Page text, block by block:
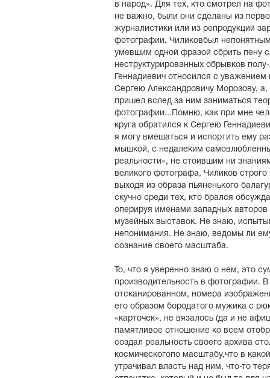
в народ». Для тех, кто смотрел на
не важно, были они сделаны из
журналистики или из репродукций
фотографии, Чиликовбыл
умевшим одной фразой сбрить пену
неструктурированных обрывков
Геннадиевич относился с уважением
Сергею Александровичу Морозову, а,
пришел вслед за ним заниматься
фотографии...Помню, как при мне
круга обратился к Сергею
я могу вмешаться и испортить ему
мышкой, с недалеким
реальности», не стоившим ни
великого фотографа, Чиликов
выходя из образа пьяненького
скучно среди тех, кто брался
оперируя именами западных
музейных выставок. Не знаю,
непонимания. Не знаю, ведомы ли
сознание своего масштаба.
То, что я уверенно знаю о нем, это
производительность в фотографии.
отсканированном, номера
его образом бородатого мужика с
«карточек», не вязалось (да и не
памятливое отношение ко всем
создал реальность своего архива
космическогопо масштабу,что в
утрачивал власть над ним, что-то